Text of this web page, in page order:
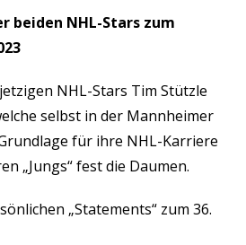
beiden NHL-Stars zum
NHL-Stars Tim Stützle
selbst in der Mannheimer
für ihre NHL-Karriere
„Jungs“ fest die Daumen.
„Statements“ zum 36.